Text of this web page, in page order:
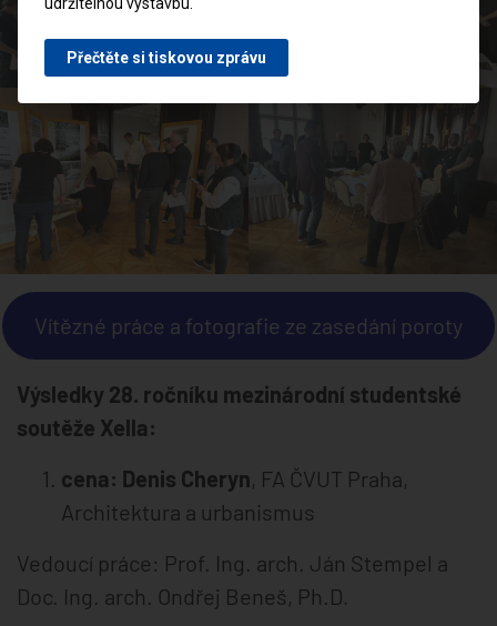
Vítězné práce a fotografie ze zasedání poroty
Výsledky 28. ročníku mezinárodní studentské
soutěže Xella:
cena: Denis Cheryn, FA ČVUT Praha,
Architektura a urbanismus
Vedoucí práce: Prof. Ing. arch. Ján Stempel a
Doc. Ing. arch. Ondřej Beneš, Ph.D.
Přečtěte si tiskovou zprávu